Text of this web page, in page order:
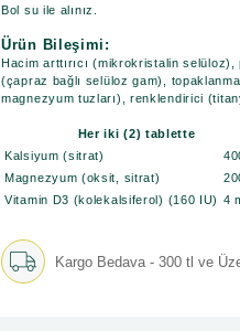
Bol su ile alınız.
Ürün Bileşimi:
Hacim arttırıcı (mikrokristalin
(çapraz bağlı selüloz gam),
magnezyum tuzları), renklendirici
Her iki (2) tablette
Kalsiyum (sitrat)
Magnezyum (oksit, sitrat)
Vitamin D3 (kolekalsiferol) (160 IU) 4
Kargo Bedava - 300 tl ve